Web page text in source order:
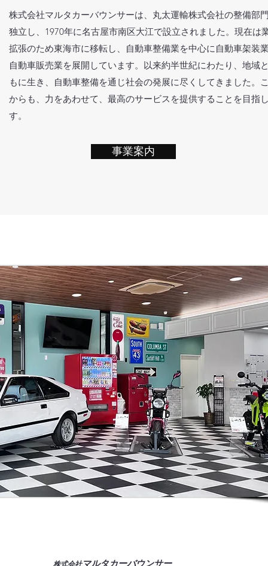
株式会社マルタカーバウンサーは、丸太運輸株式会社の整備部
独立し、 1970年に名古屋市南区大江で設立されました。現在は
拡張のため東海市に移転し、
自動車整備業を中心に自動車架装
自動車販売業を展開しています。以来約半世紀にわたり、地域
もに生き、自動車整備を通じ社会の発展に尽くしてきました。
からも、力をあわせて、最高のサービスを提供することを目指
す。
事業案内
株式会社マルタカーバウンサー